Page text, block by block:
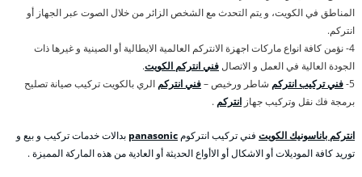
المناطق في الكويت، و يتم التحدث مع الشخص الزائر من خلال الصوت عبر الجهاز أو
انتركم.
4- نؤمن كافة انواع ماركات اجهزة الانتركم العالمية الايطالية أو الصينية و غيرها ذات
الجودة العالية في العمل و الاتصالفني انتركم الكويت.
5- فني تركيب انتركم شاطر ورخيص –فني انتركم الري بالكويت تركيب صيانة تصليح
برمجة فك نقل وتركيب جهاز انتركم .
انتركم باناسونيك الكويت فني تركيب انتركوم panasonic بدالات خدمات تركيب و بيع و
توريد كافة الموديلات أو الاشكال أو الاأواع الحديثة أو العادية من هذه الماركة المميزة .